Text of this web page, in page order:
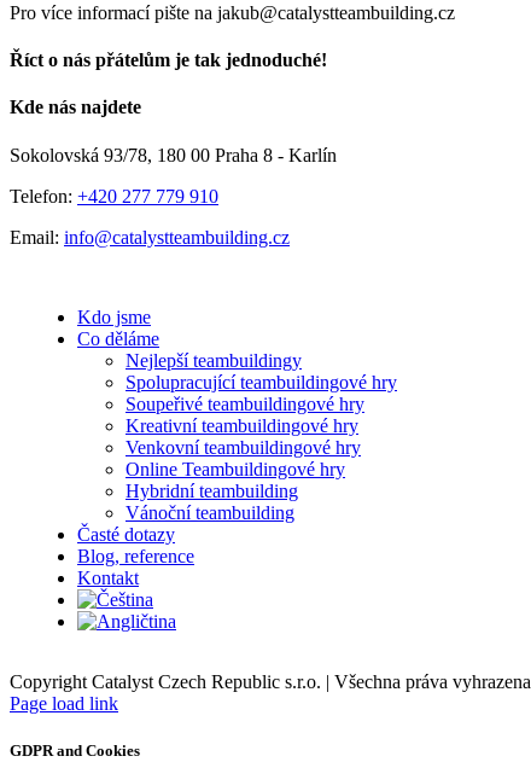
Pro více informací pište na jakub@catalystteambuilding.cz
Říct o nás přátelům je tak jednoduché!
Facebook
E-
Kde nás najdete
Sokolovská 93/78, 180 00 Praha 8 - Karlín
Telefon: +420 277 779 910
Email: info@catalystteambuilding.cz
Kdo jsme
Co děláme
Nejlepší teambuildingy
Spolupracující teambuildingové hry
Soupeřivé teambuildingové hry
Kreativní teambuildingové hry
Venkovní teambuildingové hry
Online Teambuildingové hry
Hybridní teambuilding
Vánoční teambuilding
Časté dotazy
Blog, reference
Kontakt
Copyright Catalyst Czech Republic s.r.o. | Všechna práva vyhrazena
Facebook
Instagram
Page load link
GDPR and Cookies